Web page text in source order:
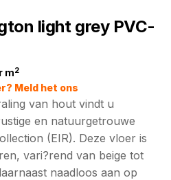
light grey PVC-
m2
Meld het ons
van hout vindt u
en natuurgetrouwe
(EIR). Deze vloer is
vari?rend van beige tot
naadloos aan op